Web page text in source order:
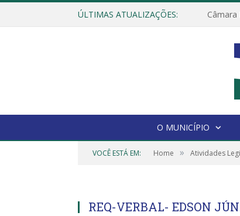
ÚLTIMAS ATUALIZAÇÕES:
O MUNICÍPIO
VOCÊ ESTÁ EM: Home » Atividades
REQ-VERBAL- EDSON